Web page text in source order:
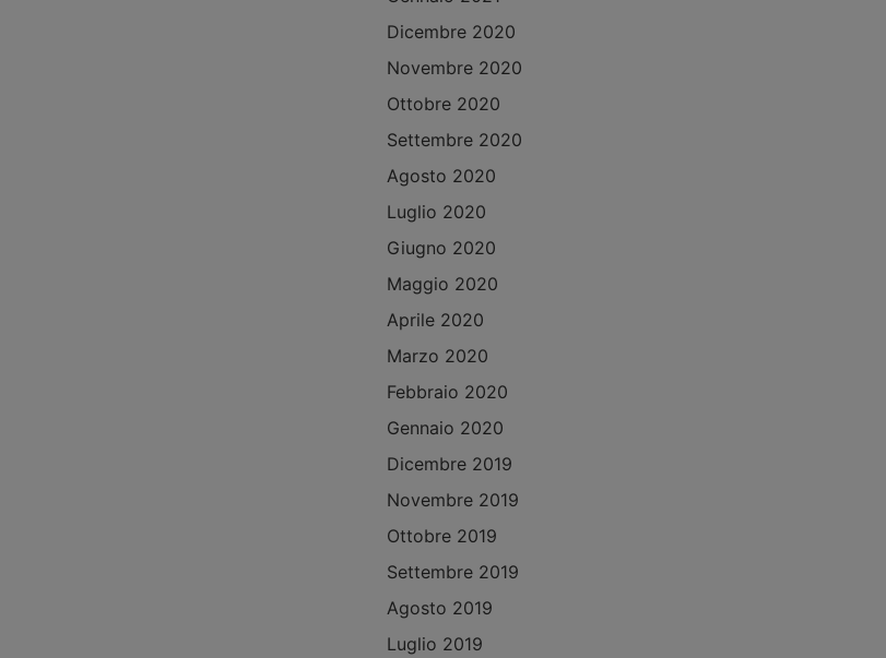
Dicembre 2020
Novembre 2020
Ottobre 2020
Settembre 2020
Agosto 2020
Luglio 2020
Giugno 2020
Maggio 2020
Aprile 2020
Marzo 2020
Febbraio 2020
Gennaio 2020
Dicembre 2019
Novembre 2019
Ottobre 2019
Settembre 2019
Agosto 2019
Luglio 2019